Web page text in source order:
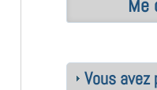
Vous